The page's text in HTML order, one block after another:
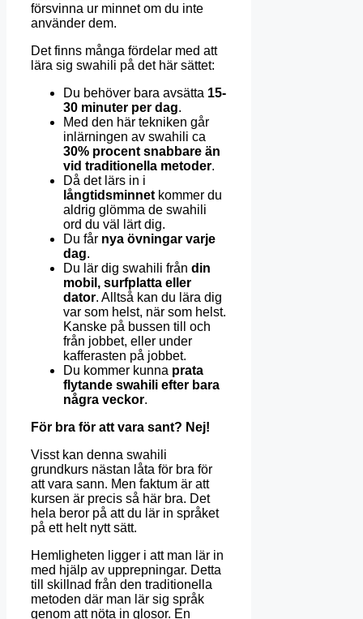
försvinna ur minnet om du inte
använder dem.
Det finns många fördelar med att
lära sig swahili på det här sättet:
Du behöver bara avsätta 15-
30 minuter per dag.
Med den här tekniken går
inlärningen av swahili ca
30% procent snabbare än
vid traditionella metoder.
Då det lärs in i
långtidsminnetkommer du
aldrig glömma de swahili
ord du väl lärt dig.
Du får nya övningar varje
dag.
Du lär dig swahili från din
mobil, surfplatta eller
dator. Alltså kan du lära dig
var som helst, när som helst.
Kanske på bussen till och
från jobbet, eller under
kafferasten på jobbet.
Du kommer kunna prata
flytande swahili efter bara
några veckor.
För bra för att vara sant? Nej!
Visst kan denna swahili
grundkurs nästan låta för bra för
att vara sann. Men faktum är att
kursen är precis så här bra. Det
hela beror på att du lär in språket
på ett helt nytt sätt.
Hemligheten ligger i att man lär in
med hjälp av upprepningar. Detta
till skillnad från den traditionella
metoden där man lär sig språk
genom att nöta in glosor. En